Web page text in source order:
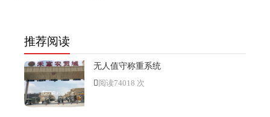
推荐阅读
无人值守称重系统
阅读74018 次